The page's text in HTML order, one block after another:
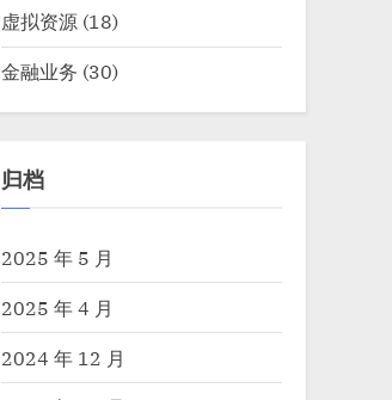
虚拟资源 (18)
金融业务 (30)
归档
2025 年 5 月
2025 年 4 月
2024 年 12 月